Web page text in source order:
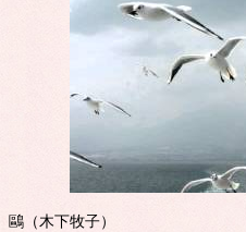
鷗（木下牧子）